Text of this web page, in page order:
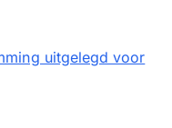
uitgelegd voor